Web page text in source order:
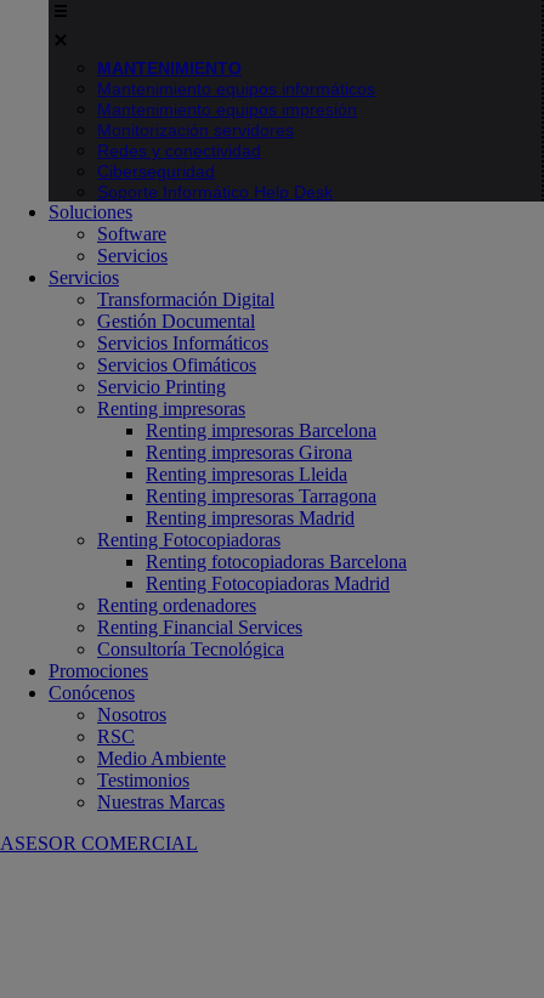
MANTENIMIENTO
Mantenimiento equipos informáticos
Mantenimiento equipos impresión
Monitorización servidores
Redes y conectividad
Ciberseguridad
Soporte Informático Help Desk
Soluciones
Software
Servicios
Servicios
Transformación Digital
Gestión Documental
Servicios Informáticos
Servicios Ofimáticos
Servicio Printing
Renting impresoras
Renting impresoras Barcelona
Renting impresoras Girona
Renting impresoras Lleida
Renting impresoras Tarragona
Renting impresoras Madrid
Renting Fotocopiadoras
Renting fotocopiadoras Barcelona
Renting Fotocopiadoras Madrid
Renting ordenadores
Renting Financial Services
Consultoría Tecnológica
Promociones
Conócenos
Nosotros
RSC
Medio Ambiente
Testimonios
Nuestras Marcas
ASESOR COMERCIAL